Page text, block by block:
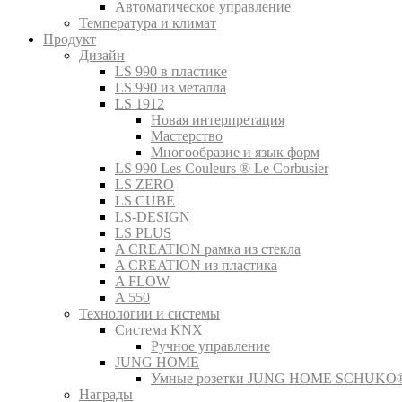
Автоматическое управление
Температура и климат
Продукт
Дизайн
LS 990 в пластике
LS 990 из металла
LS 1912
Новая интерпретация
Мастерство
Многообразие и язык форм
LS 990 Les Couleurs ® Le Corbusier
LS ZERO
LS CUBE
LS-DESIGN
LS PLUS
A CREATION рамка из стекла
A CREATION из пластика
A FLOW
A 550
Технологии и системы
Система KNX
Ручное управление
JUNG HOME
Умные розетки JUNG HOME
Награды